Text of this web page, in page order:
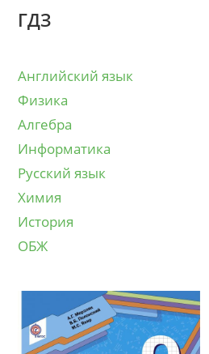
ГДЗ
Английский язык
Физика
Алгебра
Информатика
Русский язык
Химия
История
ОБЖ